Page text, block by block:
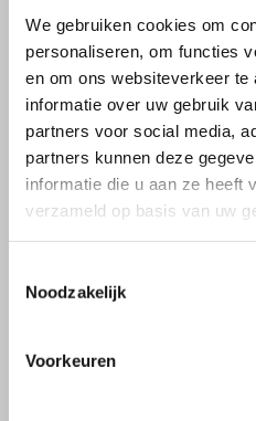
We gebruiken cookies om
personaliseren, om functies
en om ons websiteverkeer
informatie over uw gebruik
partners voor social media,
partners kunnen deze
informatie die u aan ze heeft
verzameld op basis van uw
Noodzakelijk
Voorkeuren